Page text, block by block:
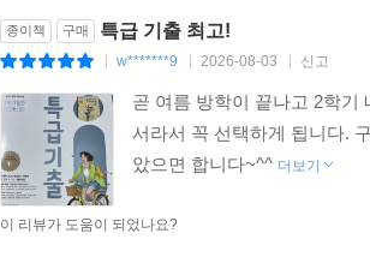
종이책 구매 특급 기출 최고!
w*******9 2026-08-03 신고
곧 여름 방학이 끝나고 2학기
서라서 꼭 선택하게 됩니다.
았으면 합니다~^^ 더보기
이 리뷰가 도움이 되었나요?